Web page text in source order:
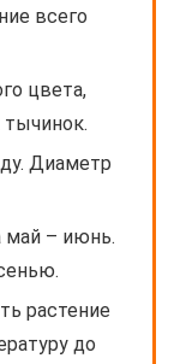
всего
цвета,
Диаметр
май – июнь.
растение
до